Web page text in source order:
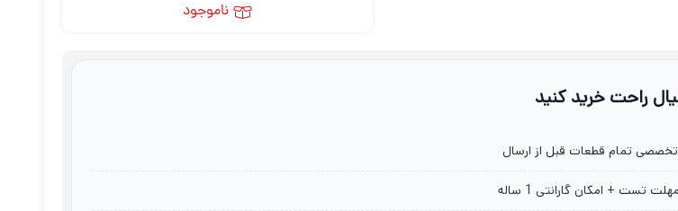
ناموجود
راحت خرید کنید
تمام قطعات قبل از ارسال